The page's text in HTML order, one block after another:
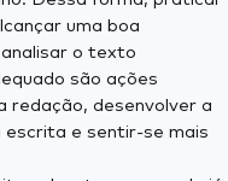
uma boa
o texto
são ações
redação, desenvolver a
escrita e sentir-se mais